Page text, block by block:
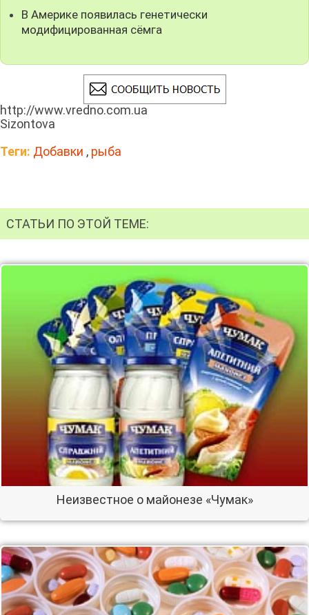
В Америке появилась генетически
модифицированная сёмга
http://www.vredno.com.ua
Sizontova
Теги: Добавки , рыба
СТАТЬИ ПО ЭТОЙ ТЕМЕ:
Неизвестное о майонезе «Чумак»